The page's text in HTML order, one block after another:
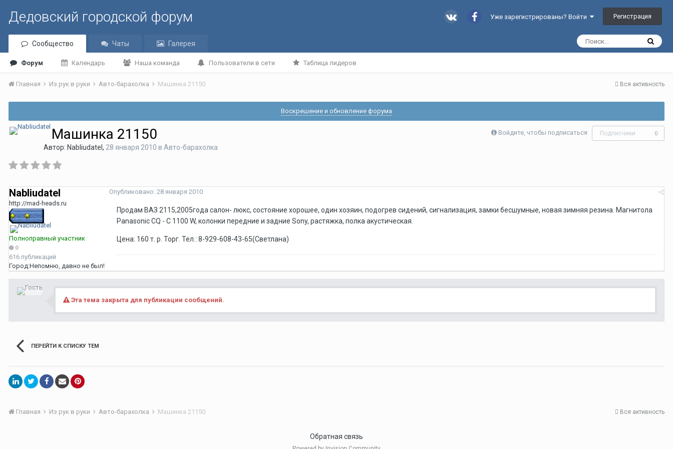
Дедовский городской форум Уже зарегистрированы? Войти Регистрация
Сообщество
Форум Календарь Наша команда Пользователи в сети Таблица лидеров
Чаты Галерея
Вся активность
Главная Из рук в руки Авто-барахолка Машинка 21150
Воскрешение и обновление форума
Войдите, чтобы подписаться Подписчики 0
Машинка 21150
Автор: Nabliudatel , 28 января 2010 в Авто-барахолка
Nabliudatel
http://mad-heads.ru
Полноправный участник
0
616 публикаций
Город:Непомню, давно не был!
Опубликовано: 28 января 2010
Продам ВАЗ 2115,2005года салон- люкс, состояние хорошее, один хозяин, подогрев сидений, сигнализация, замки бесшумные, новая зимняя резина. Магнитола
Panasonic CQ - C 1100 W, колонки передние и задние Sony, растяжка, полка акустическая.
Цена: 160 т. р. Торг. Тел.: 8-929-608-43-65(Светлана)
Эта тема закрыта для публикации сообщений.
ПЕРЕЙТИ К СПИСКУ ТЕМ
Вся активность
Главная Из рук в руки Авто-барахолка Машинка 21150
Обратная связь